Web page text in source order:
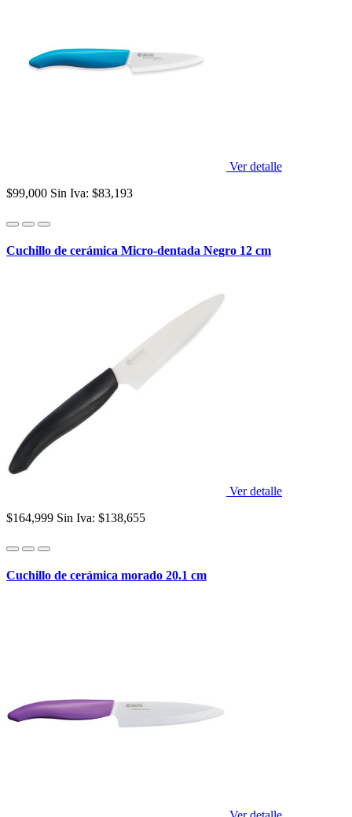
Ver detalle
$99,000 Sin Iva: $83,193
Cuchillo de cerámica Micro-dentada Negro 12 cm
Ver detalle
$164,999 Sin Iva: $138,655
Cuchillo de cerámica morado 20.1 cm